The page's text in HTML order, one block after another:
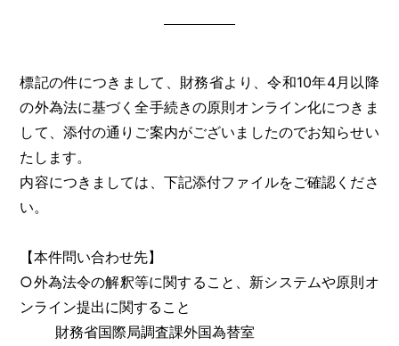
標記の件につきまして、財務省より、令和10年4月以降
の外為法に基づく全手続きの原則オンライン化につきま
して、添付の通りご案内がございましたのでお知らせい
たします。
内容につきましては、下記添付ファイルをご確認くださ
い。
【本件問い合わせ先】
○外為法令の解釈等に関すること、新システムや原則オ
ンライン提出に関すること
財務省国際局調査課外国為替室